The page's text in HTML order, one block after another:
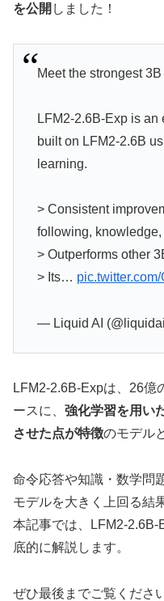
を公開 しました！
Meet the strongest
LFM2-2.6B-Exp is
built on LFM2-2.6B
learning.
> Consistent
following,
> Outperforms other
> Its…
— Liquid AI
LFM2-2.6B-Expは、26億
ースに、 強化学習を用い
させた点が特徴のモデル
命令応答や知識・数学問
モデルを大きく上回る結
本記事では、LFM2-2.6B-
底的に解説します。
ぜひ最後までご覧くださ